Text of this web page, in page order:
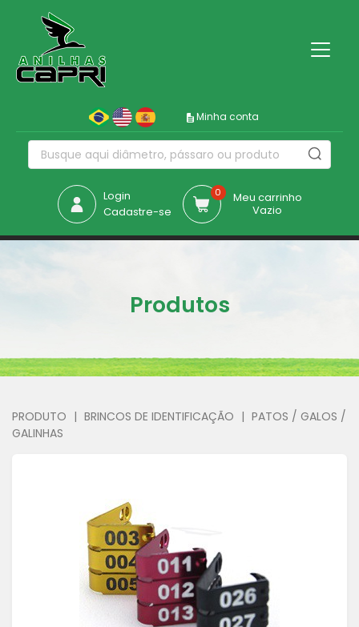
Minha conta
Login
Cadastre-se
0
Meu carrinho
Vazio
Produtos
PRODUTO | BRINCOS DE IDENTIFICAÇÃO | PATOS / GALOS /
GALINHAS
Previous